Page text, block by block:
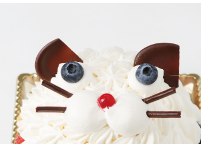
焼き菓子
チョコレート
おすすめギフト
ジェラート